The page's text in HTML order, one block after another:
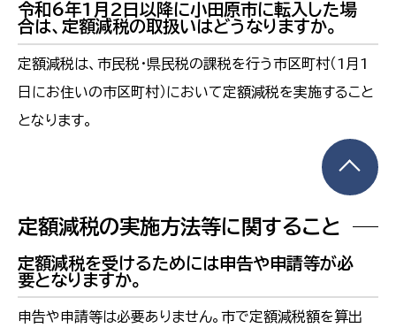
令和6年1月2日以降に小田原市に転入した場
合は、定額減税の取扱いはどうなりますか。
定額減税は、市民税・県民税の課税を行う市区町村（1月1
日にお住いの市区町村）において定額減税を実施すること
となります。
定額減税の実施方法等に関すること
定額減税を受けるためには申告や申請等が必
要となりますか。
申告や申請等は必要ありません。市で定額減税額を算出